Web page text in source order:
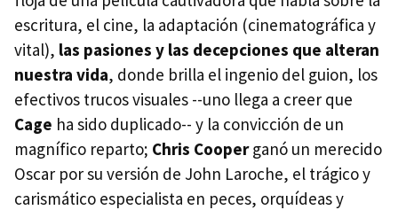
escritura, el cine, la adaptación (cinematográfica y
vital), las pasiones y las decepciones que alteran
nuestra vida, donde brilla el ingenio del guion, los
efectivos trucos visuales --uno llega a creer que
Cage ha sido duplicado-- y la convicción de un
magnífico reparto; Chris Cooperganó un merecido
Oscar por su versión de John Laroche, el trágico y
carismático especialista en peces, orquídeas y